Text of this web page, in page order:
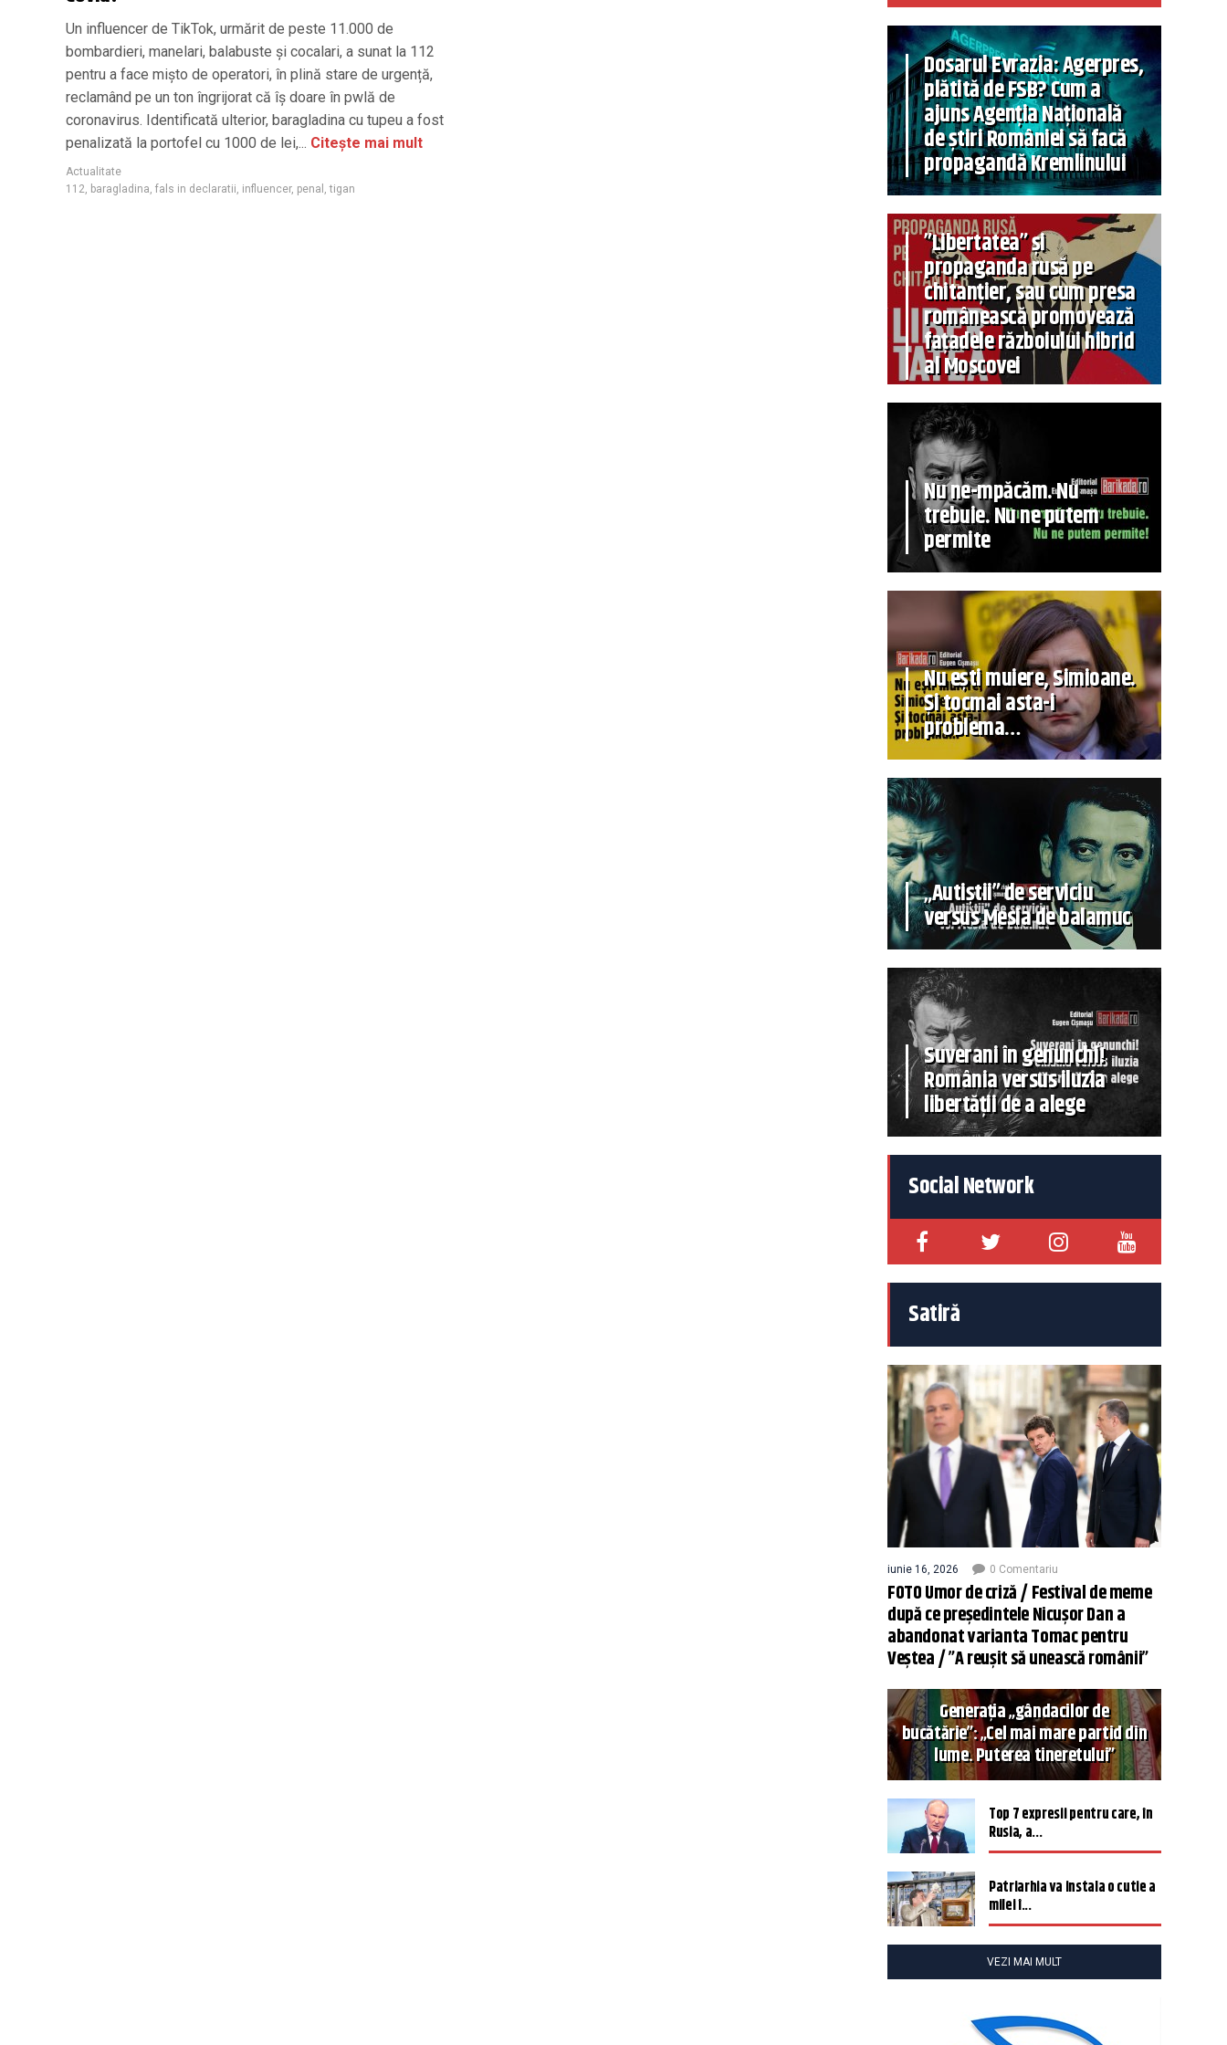
Un influencer de TikTok, urmărit de peste 11.000 de
bombardieri, manelari, balabuste și cocalari, a sunat la 112
pentru a face mișto de operatori, în plină stare de urgență,
reclamând pe un ton îngrijorat că îș doare în pwlă de
coronavirus. Identificată ulterior, baragladina cu tupeu a fost
penalizată la portofel cu 1000 de lei,... Citește mai mult
Actualitate
112
baragladina fals in declaratii influencer, penal ,tigan
Dosarul Evrazia: Agerpres,
plătită de FSB? Cum a
ajuns Agenția Națională
de știri României să facă
propagandă Kremlinului
”Libertatea” și
propaganda rusă pe
chitanțier, sau cum presa
românească promovează
fațadele războiului hibrid
al Moscovei
Nu ne-mpăcăm. Nu
trebuie. Nu ne putem
permite
Nu ești muiere, Simioane.
Și tocmai asta-i
problema…
„Autiștii” de serviciu
versus Mesia de balamuc
Suverani în genunchi!
România versus iluzia
libertății de a alege
Social Network
Satiră
iunie 16, 2026 0 Comentariu
FOTO Umor de criză / Festival de meme
după ce președintele Nicușor Dan a
abandonat varianta Tomac pentru
Veștea / ”A reușit să unească românii”
Generația „gândacilor de
bucătărie”: „Cel mai mare partid din
lume. Puterea tineretului”
Top 7 expresii pentru care, în
Rusia, a...
Patriarhia va instala o cutie a
milei î...
VEZI MAI MULT